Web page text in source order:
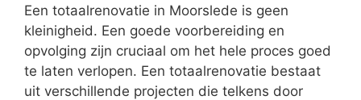
Een totaalrenovatie in Moorslede is geen
kleinigheid. Een goede voorbereiding en
opvolging zijn cruciaal om het hele proces goed
te laten verlopen. Een totaalrenovatie bestaat
uit verschillende projecten die telkens door